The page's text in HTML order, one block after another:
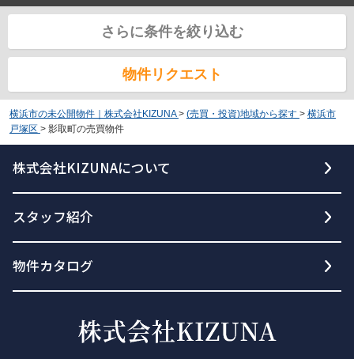
さらに条件を絞り込む
物件リクエスト
横浜市の未公開物件｜株式会社KIZUNA > (売買・投資)地域から探す > 横浜市
戸塚区 > 影取町の売買物件
株式会社KIZUNAについて
スタッフ紹介
物件カタログ